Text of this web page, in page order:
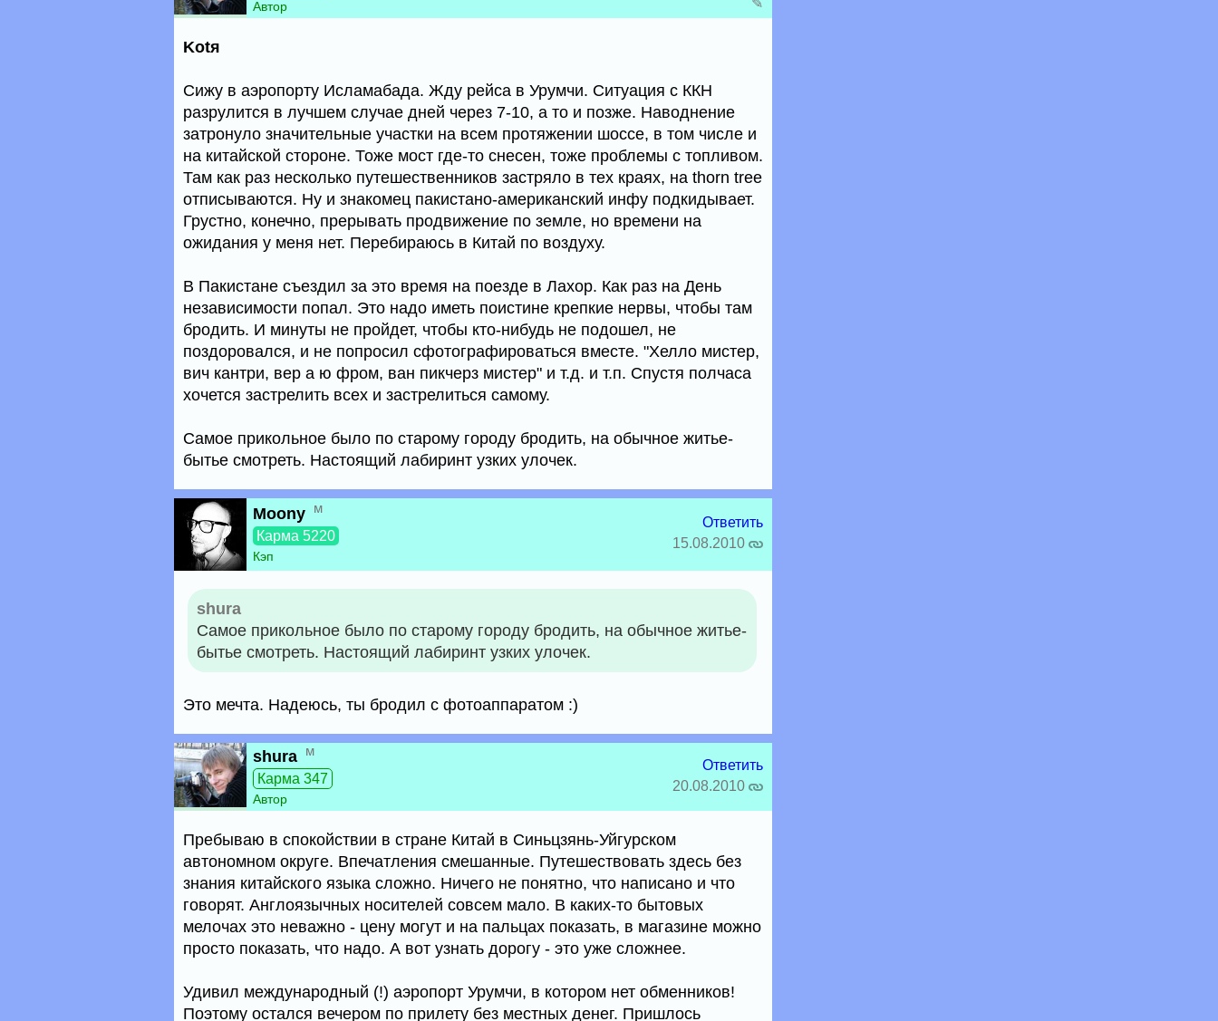
Автор
✎
Kotя
Сижу в аэропорту Исламабада. Жду рейса в Урумчи. Ситуация с ККН
разрулится в лучшем случае дней через 7-10, а то и позже. Наводнение
затронуло значительные участки на всем протяжении шоссе, в том числе и
на китайской стороне. Тоже мост где-то снесен, тоже проблемы с топливом.
Там как раз несколько путешественников застряло в тех краях, на thorn tree
отписываются. Ну и знакомец пакистано-американский инфу подкидывает.
Грустно, конечно, прерывать продвижение по земле, но времени на
ожидания у меня нет. Перебираюсь в Китай по воздуху.
В Пакистане съездил за это время на поезде в Лахор. Как раз на День
независимости попал. Это надо иметь поистине крепкие нервы, чтобы там
бродить. И минуты не пройдет, чтобы кто-нибудь не подошел, не
поздоровался, и не попросил сфотографироваться вместе. "Хелло мистер,
вич кантри, вер а ю фром, ван пикчерз мистер" и т.д. и т.п. Спустя полчаса
хочется застрелить всех и застрелиться самому.
Самое прикольное было по старому городу бродить, на обычное житье-
бытье смотреть. Настоящий лабиринт узких улочек.
Moony м
Карма 5220
Кэп
Ответить
15.08.2010
shura
Самое прикольное было по старому городу бродить, на обычное житье-
бытье смотреть. Настоящий лабиринт узких улочек.
Это мечта. Надеюсь, ты бродил с фотоаппаратом :)
shura м
Карма 347
Автор
Ответить
20.08.2010
Пребываю в спокойствии в стране Китай в Синьцзянь-Уйгурском
автономном округе. Впечатления смешанные. Путешествовать здесь без
знания китайского языка сложно. Ничего не понятно, что написано и что
говорят. Англоязычных носителей совсем мало. В каких-то бытовых
мелочах это неважно - цену могут и на пальцах показать, в магазине можно
просто показать, что надо. А вот узнать дорогу - это уже сложнее.
Удивил международный (!) аэропорт Урумчи, в котором нет обменников!
Поэтому остался вечером по прилету без местных денег. Пришлось